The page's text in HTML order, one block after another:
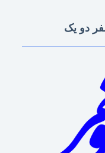
دو یک